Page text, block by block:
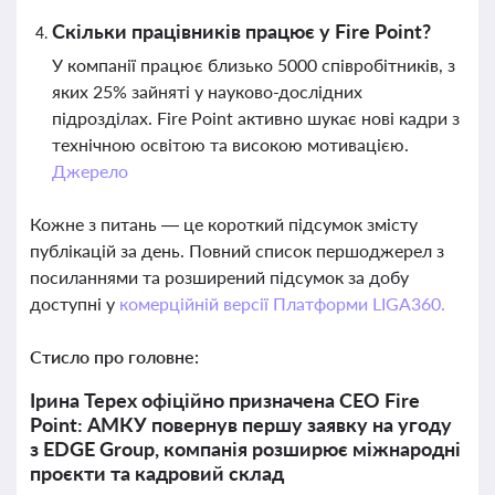
Скільки працівників працює у Fire Point?
У компанії працює близько 5000 співробітників, з
яких 25% зайняті у науково-дослідних
підрозділах. Fire Point активно шукає нові кадри з
технічною освітою та високою мотивацією.
Джерело
Кожне з питань — це короткий підсумок змісту
публікацій за день. Повний список першоджерел з
посиланнями та розширений підсумок за добу
доступні у комерційній версії Платформи LIGA360.
Стисло про головне:
Ірина Терех офіційно призначена CEO Fire
Point: АМКУ повернув першу заявку на угоду
з EDGE Group, компанія розширює міжнародні
проєкти та кадровий склад